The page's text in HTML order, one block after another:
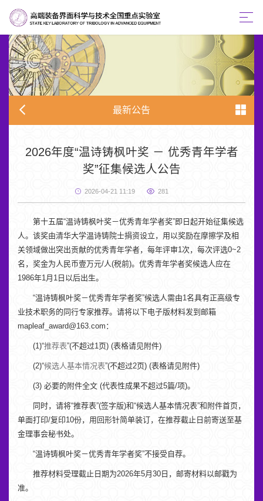
最新公告
2026年度“温诗铸枫叶奖 － 优秀青年学者
奖”征集候选人公告
2026-04-21 11:19 281
第十五届“温诗铸枫叶奖－优秀青年学者奖”即日起开始征集候选
人。该奖由清华大学温诗铸院士捐资设立，用以奖励在摩擦学及相
关领域做出突出贡献的优秀青年学者，每年评审1次，每次评选0~2
名，奖金为人民币壹万元/人(税前)。优秀青年学者奖候选人应在
1986年1月1日以后出生。
“温诗铸枫叶奖－优秀青年学者奖”候选人需由1名具有正高级专
业技术职务的同行专家推荐。请将以下电子版材料发到邮箱
mapleaf_award@163.com：
(1)“推荐表”(不超过1页) (表格请见附件)
(2)“候选人基本情况表”(不超过2页) (表格请见附件)
(3) 必要的附件全文 (代表性成果不超过5篇/项)。
同时，请将“推荐表”(签字版)和“候选人基本情况表”和附件首页，
单面打印/复印10份，用回形针简单装订，在推荐截止日前寄送至基
金理事会秘书处。
“温诗铸枫叶奖－优秀青年学者奖”不接受自荐。
推荐材料受理截止日期为2026年5月30日，邮寄材料以邮戳为
准。